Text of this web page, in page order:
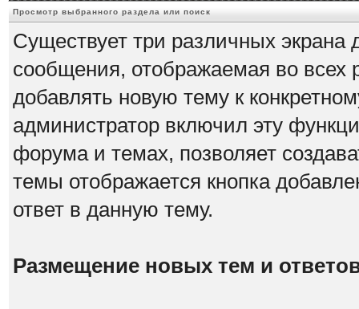
Просмотр выбранного раздела или поиск
Существует три различных
сообщения, отображаемая во всех
добавлять новую тему к
администратор включил эту
форума и темах, позволяет
темы отображается кнопка
ответ в данную тему.
Размещение новых тем и